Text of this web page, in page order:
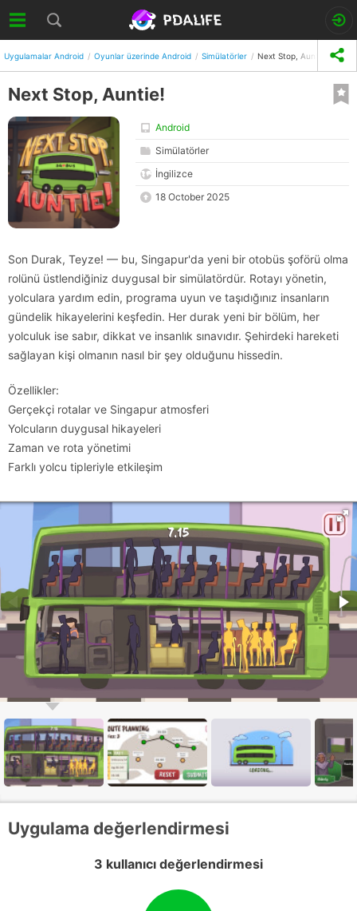
Uygulamalar Android Oyunlar üzerinde Android Simülatörler Next Stop, Auntie!
Next Stop, Auntie!
Android
Simülatörler
İngilizce
18 October 2025
Son Durak, Teyze! — bu, Singapur'da yeni bir otobüs şoförü olma
rolünü üstlendiğiniz duygusal bir simülatördür. Rotayı yönetin,
yolculara yardım edin, programa uyun ve taşıdığınız insanların
gündelik hikayelerini keşfedin. Her durak yeni bir bölüm, her
yolculuk ise sabır, dikkat ve insanlık sınavıdır. Şehirdeki hareketi
sağlayan kişi olmanın nasıl bir şey olduğunu hissedin.
Özellikler:
Gerçekçi rotalar ve Singapur atmosferi
Yolcuların duygusal hikayeleri
Zaman ve rota yönetimi
Farklı yolcu tipleriyle etkileşim
Uygulama değerlendirmesi
3 kullanıcı değerlendirmesi